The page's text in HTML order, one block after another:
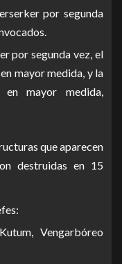
por segunda
por segunda vez, el
mayor medida, y la
mayor medida,
que aparecen
destruidas en 15
Vengarbóreo